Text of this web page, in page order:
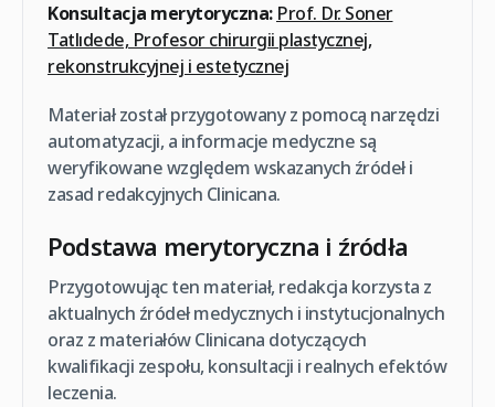
Konsultacja merytoryczna: Prof. Dr. Soner
Tatlıdede, Profesor chirurgii plastycznej,
rekonstrukcyjnej i estetycznej
Materiał został przygotowany z pomocą narzędzi
automatyzacji, a informacje medyczne są
weryfikowane względem wskazanych źródeł i
zasad redakcyjnych Clinicana.
Podstawa merytoryczna i źródła
Przygotowując ten materiał, redakcja korzysta z
aktualnych źródeł medycznych i instytucjonalnych
oraz z materiałów Clinicana dotyczących
kwalifikacji zespołu, konsultacji i realnych efektów
leczenia.